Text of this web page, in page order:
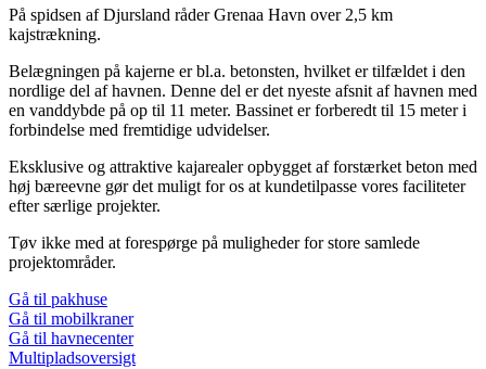
På spidsen af Djursland råder Grenaa Havn over 2,5 km
kajstrækning.
Belægningen på kajerne er bl.a. betonsten, hvilket er tilfældet i den
nordlige del af havnen. Denne del er det nyeste afsnit af havnen med
en vanddybde på op til 11 meter. Bassinet er forberedt til 15 meter i
forbindelse med fremtidige udvidelser.
Eksklusive og attraktive kajarealer opbygget af forstærket beton med
høj bæreevne gør det muligt for os at kundetilpasse vores faciliteter
efter særlige projekter.
Tøv ikke med at forespørge på muligheder for store samlede
projektområder.
Gå til pakhuse
Gå til mobilkraner
Gå til havnecenter
Multipladsoversigt